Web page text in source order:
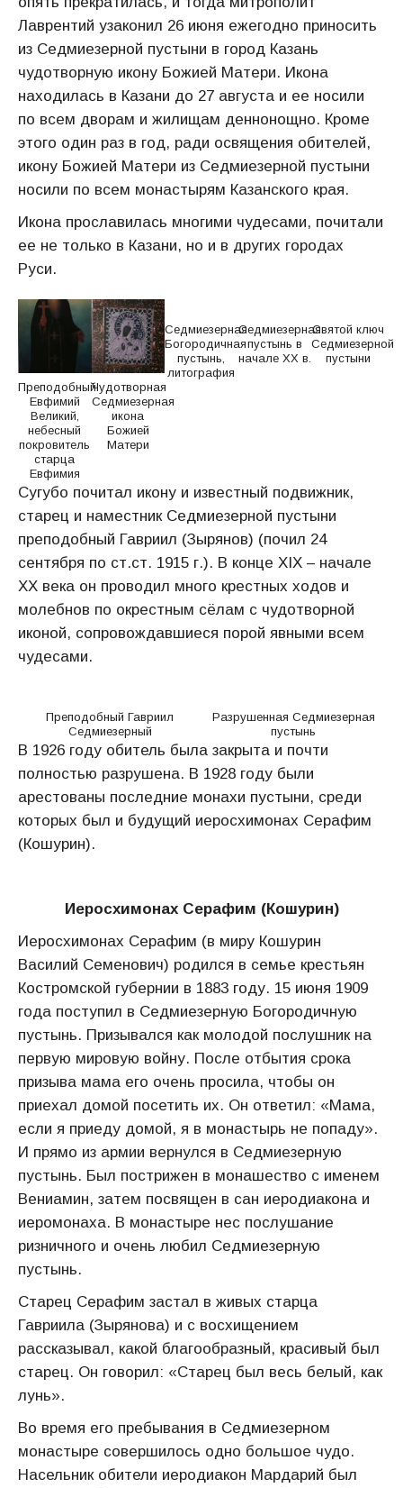
Лаврентий узаконил 26 июня ежегодно приносить
из Седмиезерной пустыни в город Казань
чудотворную икону Божией Матери. Икона
находилась в Казани до 27 августа и ее носили
по всем дворам и жилищам деннонощно. Кроме
этого один раз в год, ради освящения обителей,
икону Божией Матери из Седмиезерной пустыни
носили по всем монастырям Казанского края.
Икона прославилась многими чудесами, почитали
ее не только в Казани, но и в других городах
Руси.
Преподобный
Евфимий
Великий,
небесный
покровитель
старца
Евфимия
Чудотворная
Седмиезерная
икона
Божией
Матери
Седмиезерная
Богородичная
пустынь,
литография
Седмиезерная
пустынь в
начале ХХ в.
Святой ключ
Седмиезерной
пустыни
Сугубо почитал икону и известный подвижник,
старец и наместник Седмиезерной пустыни
преподобный Гавриил (Зырянов) (почил 24
сентября по ст.ст. 1915 г.). В конце XIX – начале
ХХ века он проводил много крестных ходов и
молебнов по окрестным сёлам с чудотворной
иконой, сопровождавшиеся порой явными всем
чудесами.
Преподобный Гавриил
Седмиезерный
Разрушенная Седмиезерная
пустынь
В 1926 году обитель была закрыта и почти
полностью разрушена. В 1928 году были
арестованы последние монахи пустыни, среди
которых был и будущий иеросхимонах Серафим
(Кошурин).
Иеросхимонах Серафим (Кошурин)
Иеросхимонах Серафим (в миру Кошурин
Василий Семенович) родился в семье крестьян
Костромской губернии в 1883 году. 15 июня 1909
года поступил в Седмиезерную Богородичную
пустынь. Призывался как молодой послушник на
первую мировую войну. После отбытия срока
призыва мама его очень просила, чтобы он
приехал домой посетить их. Он ответил: «Мама,
если я приеду домой, я в монастырь не попаду».
И прямо из армии вернулся в Седмиезерную
пустынь. Был пострижен в монашество с именем
Вениамин, затем посвящен в сан иеродиакона и
иеромонаха. В монастыре нес послушание
ризничного и очень любил Седмиезерную
пустынь.
Старец Серафим застал в живых старца
Гавриила (Зырянова) и с восхищением
рассказывал, какой благообразный, красивый был
старец. Он говорил: «Старец был весь белый, как
лунь».
Во время его пребывания в Седмиезерном
монастыре совершилось одно большое чудо.
Насельник обители иеродиакон Мардарий был